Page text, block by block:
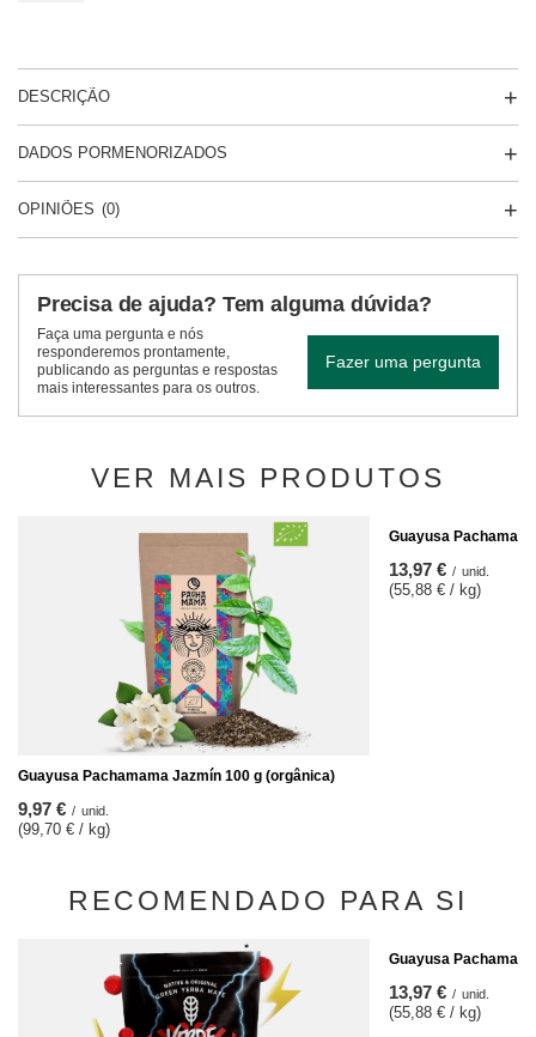
DESCRIÇÃO
DADOS PORMENORIZADOS
OPINIÕES (0)
Precisa de ajuda? Tem alguma dúvida?
Faça uma pergunta e nós
responderemos prontamente,
publicando as perguntas e respostas
mais interessantes para os outros.
Fazer uma pergunta
VER MAIS PRODUTOS
Guayusa Pachamama Jazmín 100 g (orgânica)
9,97 € / unid.
(99,70 € / kg)
Guayusa
13,97 € / unid.
(55,88 € / kg)
RECOMENDADO PARA SI
Guayusa
13,97 € / unid.
(55,88 € / kg)